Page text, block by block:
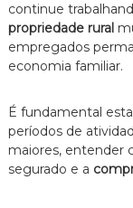
continue
propriedade rural
empregados
economia familiar.
É fundamental
períodos de
maiores, entender
segurado e a